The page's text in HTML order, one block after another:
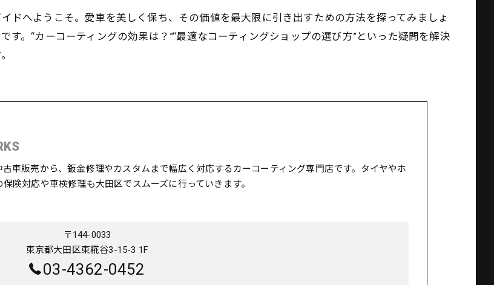
ドへようこそ。愛車を美しく保ち、その価値を最大限に引き出すための方法を探ってみましょ
。“カーコーティングの効果は？”“最適なコーティングショップの選び方”といった疑問を解決
車販売から、鈑金修理やカスタムまで幅広く対応するカーコーティング専門店です。タイヤやホ
険対応や車検修理も大田区でスムーズに行っていきます。
〒144-0033
東京都大田区東糀谷3-15-3 1F
03-4362-0452